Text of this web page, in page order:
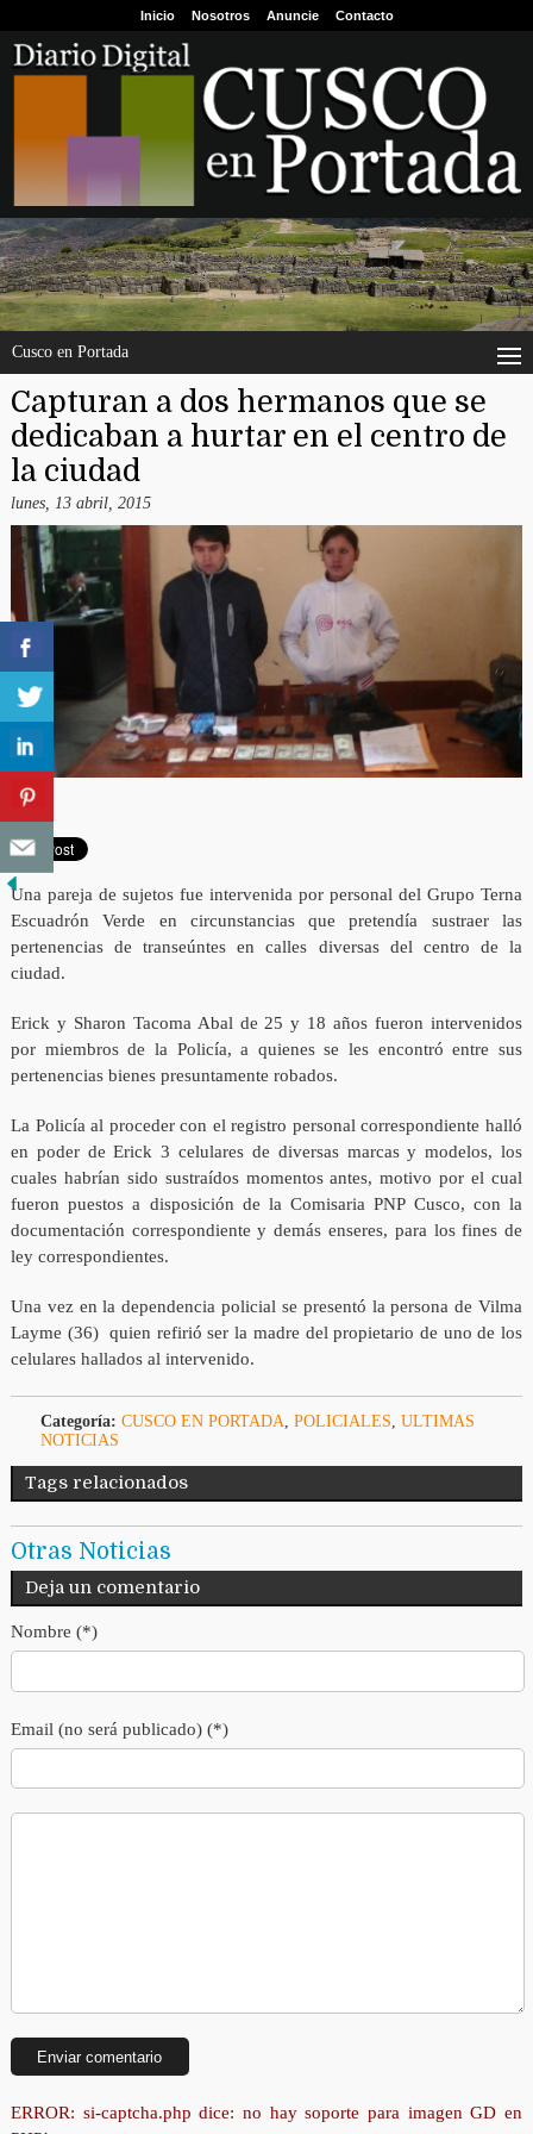
Inicio Nosotros Anuncie Contacto
Cusco en Portada
Capturan a dos hermanos que se
dedicaban a hurtar en el centro de
la ciudad
lunes, 13 abril, 2015
Una pareja de sujetos fue intervenida por personal del Grupo Terna
Escuadrón Verde en circunstancias que pretendía sustraer las
pertenencias de transeúntes en calles diversas del centro de la
ciudad.
Erick y Sharon Tacoma Abal de 25 y 18 años fueron intervenidos
por miembros de la Policía, a quienes se les encontró entre sus
pertenencias bienes presuntamente robados.
La Policía al proceder con el registro personal correspondiente halló
en poder de Erick 3 celulares de diversas marcas y modelos, los
cuales habrían sido sustraídos momentos antes, motivo por el cual
fueron puestos a disposición de la Comisaria PNP Cusco, con la
documentación correspondiente y demás enseres, para los fines de
ley correspondientes.
Una vez en la dependencia policial se presentó la persona de Vilma
Layme (36) quien refirió ser la madre del propietario de uno de los
celulares hallados al intervenido.
Categoría: CUSCO EN PORTADA, POLICIALES, ULTIMAS
NOTICIAS
Tags relacionados
Otras Noticias
Deja un comentario
Nombre (*)
Email (no será publicado) (*)
ERROR: si-captcha.php dice: no hay soporte para imagen GD en